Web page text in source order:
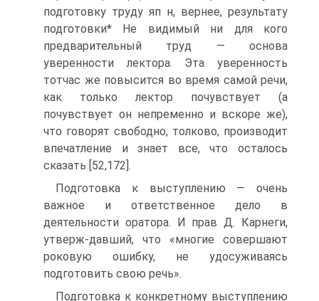
подготовку труду яп н, вернее, результату
подготовки* Не видимый ни для кого
предварительный труд — основа
уверенности лектора. Эта уверенность
тотчас же повысится во время самой речи,
как только лектор почувствует (а
почувствует он непременно и вскоре же),
что говорят свободно, толково, производит
впечатление и знает все, что осталось
сказать [52,172].
Подготовка к выступлению — очень
важное и ответственное дело в
деятельности оратора. И прав Д. Карнеги,
утверж-давший, что «многие совершают
роковую ошибку, не удосуживаясь
подготовить свою речь».
Подготовка к конкретному выступлению